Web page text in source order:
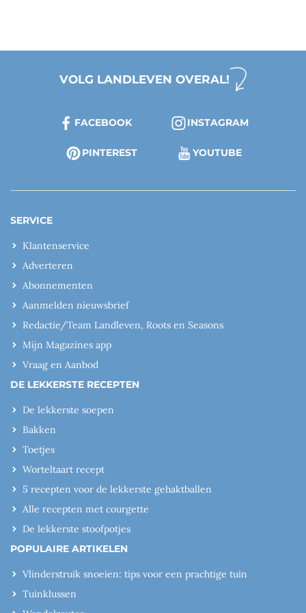
VOLG LANDLEVEN OVERAL!
FACEBOOK INSTAGRAM
PINTEREST YOUTUBE
SERVICE
Klantenservice
Adverteren
Abonnementen
Aanmelden nieuwsbrief
Redactie/Team Landleven, Roots en Seasons
Mijn Magazines app
Vraag en Aanbod
DE LEKKERSTE RECEPTEN
De lekkerste soepen
Bakken
Toetjes
Worteltaart recept
5 recepten voor de lekkerste gehaktballen
Alle recepten met courgette
De lekkerste stoofpotjes
POPULAIRE ARTIKELEN
Vlinderstruik snoeien: tips voor een prachtige tuin
Tuinklussen